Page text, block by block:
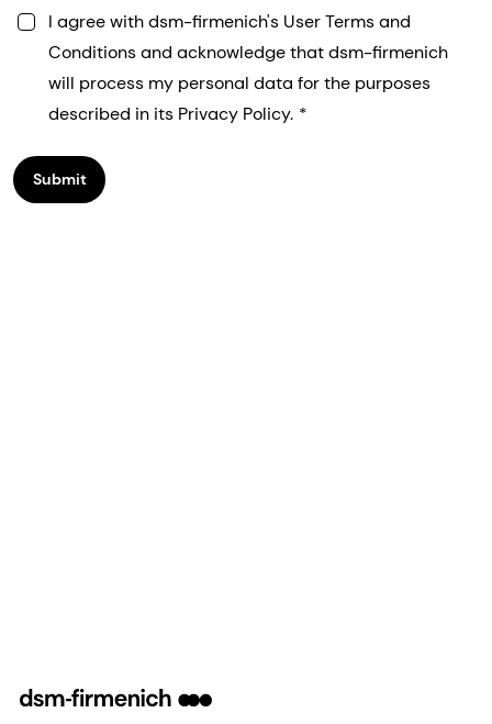
I agree with dsm-firmenich's User Terms and
Conditions and acknowledge that dsm-firmenich
will process my personal data for the purposes
described in its Privacy Policy.
Submit